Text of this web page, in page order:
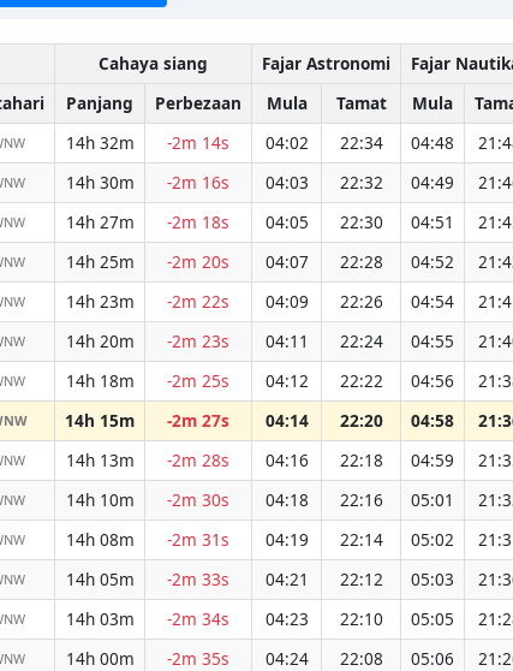
Cahaya siang Fajar Astronomi Fajar
Panjang Perbezaan Mula Tamat Mula
14h 32m -2m 14s 04:02 22:34 04:48
14h 30m -2m 16s 04:03 22:32 04:49
14h 27m -2m 18s 04:05 22:30 04:51
14h 25m -2m 20s 04:07 22:28 04:52
14h 23m -2m 22s 04:09 22:26 04:54
14h 20m -2m 23s 04:11 22:24 04:55
14h 18m -2m 25s 04:12 22:22 04:56
14h 15m -2m 27s 04:14 22:20 04:58
14h 13m -2m 28s 04:16 22:18 04:59
14h 10m -2m 30s 04:18 22:16 05:01
14h 08m -2m 31s 04:19 22:14 05:02
14h 05m -2m 33s 04:21 22:12 05:03
14h 03m -2m 34s 04:23 22:10 05:05
14h 00m -2m 35s 04:24 22:08 05:06